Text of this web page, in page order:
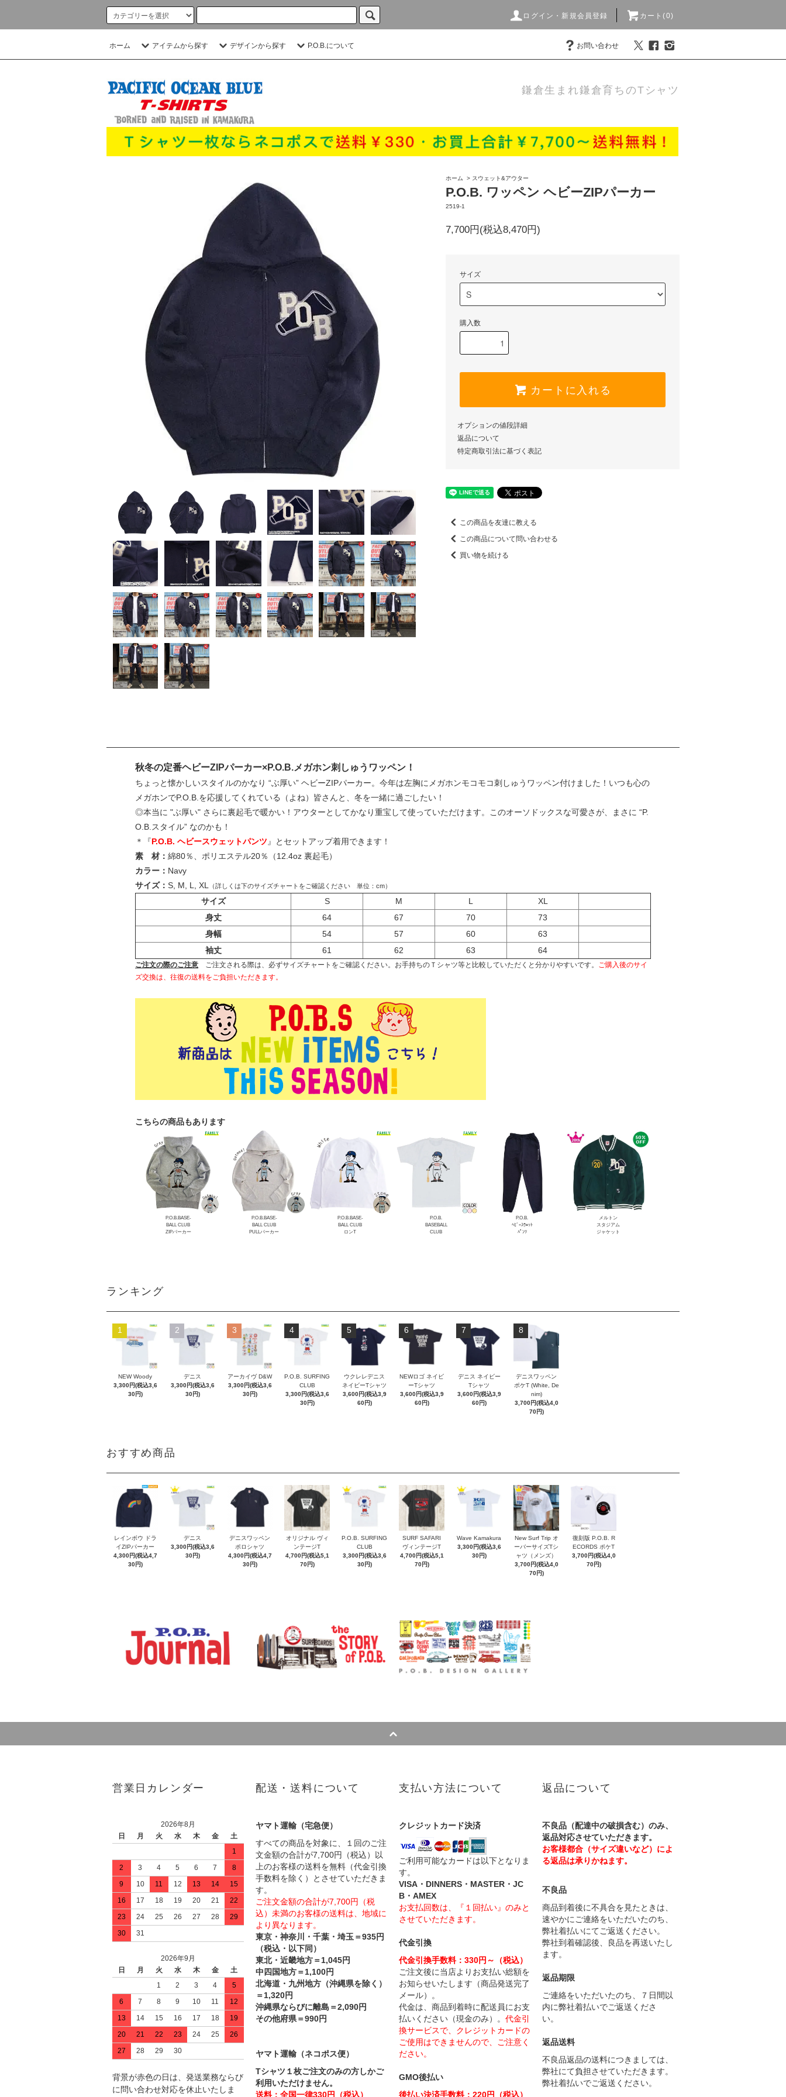
ログイン・新規会員登録 カート(0)
ホーム アイテムから探す デザインから探す P.O.B.について お問い合わせ
鎌倉生まれ鎌倉育ちのTシャツ
ホーム > スウェット&アウター
P.O.B. ワッペン ヘビーZIPパーカー
2519-1
7,700円(税込8,470円)
サイズ
購入数
カートに入れる
オプションの値段詳細
返品について
特定商取引法に基づく表記
この商品を友達に教える
この商品について問い合わせる
買い物を続ける
秋冬の定番ヘビーZIPパーカー×P.O.B.メガホン刺しゅうワッペン！
ちょっと懐かしいスタイルのかなり “ぶ厚い” ヘビーZIPパーカー。今年は左胸にメガホンモコモコ刺しゅうワッペン付けました！いつも心の
メガホンでP.O.B.を応援してくれている（よね）皆さんと、冬を一緒に過ごしたい！
◎本当に "ぶ厚い" さらに裏起毛で暖かい！アウターとしてかなり重宝して使っていただけます。このオーソドックスな可愛さが、まさに “P.
O.B.スタイル” なのかも！
＊
『P.O.B. ヘビースウェットパンツ 』
とセットアップ着用できます！
素 材： 綿80％、ポリエステル20％（12.4oz 裏起毛）
カラー： Navy
サイズ： S, M, L, XL （詳しくは下のサイズチャートをご確認ください 単位：cm）
サイズ S M L
XL
身丈
64 67 70
73
身幅
54 57 60
63
袖丈
61 62 63 64
ご注文の際のご注意 ご注文される際は、必ずサイズチャートをご確認ください。お手持ちのＴシャツ等と比較していただくと分かりやすいです。
ご購入後のサイ
ズ交換は、往復の送料をご負担いただきます。
こちらの商品もあります
P.O.B.BASE-
BALL CLUB
ZIPパーカー
P.O.B.BASE-
BALL CLUB
PULLパーカー
P.O.B.BASE-
BALL CLUB
ロンT
P.O.B.
BASEBALL
CLUB
P.O.B.
ﾍﾋﾞｰｽｳｪｯﾄ
ﾊﾟﾝﾂ
メルトン
スタジアム
ジャケット
ランキング
1
NEW Woody
3,300円(税込3,6
30円)
2
デニス
3,300円(税込3,6
30円)
3
アーカイヴ D&W
3,300円(税込3,6
30円)
4
P.O.B. SURFING
CLUB
3,300円(税込3,6
30円)
5
ウクレレデニス
ネイビーTシャツ
3,600円(税込3,9
60円)
6
NEWロゴ ネイビ
ーTシャツ
3,600円(税込3,9
60円)
7
デニス ネイビー
Tシャツ
3,600円(税込3,9
60円)
8
デニスワッペン
ポケT (White, De
nim)
3,700円(税込4,0
70円)
おすすめ商品
レインボウ ドラ
イZIPパーカー
4,300円(税込4,7
30円)
デニス
3,300円(税込3,6
30円)
デニスワッペン
ポロシャツ
4,300円(税込4,7
30円)
オリジナル ヴィ
ンテージT
4,700円(税込5,1
70円)
P.O.B. SURFING
CLUB
3,300円(税込3,6
30円)
SURF SAFARI
ヴィンテージT
4,700円(税込5,1
70円)
Wave Kamakura
3,300円(税込3,6
30円)
New Surf Trip オ
ーバーサイズTシ
ャツ（メンズ）
3,700円(税込4,0
70円)
復刻版 P.O.B. R
ECORDS ポケT
3,700円(税込4,0
70円)
営業日カレンダー
2026年8月
日
月 火 水 木 金
土
1
2
3 4 5 6 7
8
9
10 11 12 13 14
15
16
17 18 19 20 21
22
23
24 25 26 27 28
29
30
31
2026年9月
日
月 火 水 木 金
土
1
2 3 4
5
6
7 8 9 10 11
12
13
14 15 16 17 18
19
20
21 22 23 24 25
26
27
28 29 30
背景が赤色の日は、発送業務ならび
に問い合わせ対応を休止いたしま
配送・送料について
ヤマト運輸（宅急便）
すべての商品を対象に、１回のご注
文金額の合計が7,700円（税込）以
上のお客様の送料を無料（代金引換
手数料を除く）とさせていただきま
す。
ご注文金額の合計が7,700円（税
込）未満のお客様の送料は、地域に
より異なります。
東京・神奈川・千葉・埼玉＝935円
（税込・以下同）
東北・近畿地方＝1,045円
中四国地方＝1,100円
北海道・九州地方（沖縄県を除く）
＝1,320円
沖縄県ならびに離島＝2,090円
その他府県＝990円
ヤマト運輸（ネコポス便）
Tシャツ１枚ご注文のみの方しかご
利用いただけません。
送料：全国一律330円（税込）
支払い方法について
クレジットカード決済
ご利用可能なカードは以下となりま
す。
VISA・DINNERS・MASTER・JC
B・AMEX
お支払回数は、『１回払い』のみと
させていただきます。
代金引換
代金引換手数料：330円～（税込）
ご注文後に当店よりお支払い総額を
お知らせいたします（商品発送完了
メール）。
代金は、商品到着時に配送員にお支
払いください（現金のみ）。 代金引
換サービスで、クレジットカードの
ご使用はできませんので、ご注意く
ださい。
GMO後払い
後払い決済手数料：220円（税込）
返品について
不良品（配達中の破損含む）のみ、
返品対応させていただきます。
お客様都合（サイズ違いなど）によ
る返品は承りかねます。
不良品
商品到着後に不具合を見たときは、
速やかにご連絡をいただいたのち、
弊社着払いにてご返送ください。
弊社到着確認後、良品を再送いたし
ます。
返品期限
ご連絡をいただいたのち、７日間以
内に弊社着払いでご返送くださ
い。
返品送料
不良品返品の送料につきましては、
弊社にて負担させていただきます。
弊社着払いでご返送ください。